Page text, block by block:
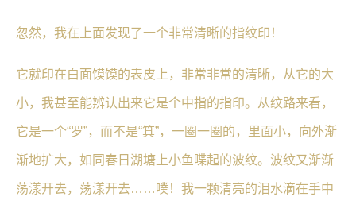
忽然，我在上面发现了一个非常清晰的指纹印！
它就印在白面馍馍的表皮上，非常非常的清晰，从它的大
小，我甚至能辨认出来它是个中指的指印。从纹路来看，
它是一个“罗”，而不是“箕”，一圈一圈的，里面小，向外渐
渐地扩大，如同春日湖塘上小鱼喋起的波纹。波纹又渐渐
荡漾开去，荡漾开去……噗！我一颗清亮的泪水滴在手中